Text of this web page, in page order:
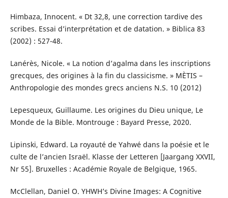
Himbaza, Innocent. « Dt 32,8, une correction tardive des
scribes. Essai d’interprétation et de datation. » Biblica 83
(2002) : 527-48.
Lanérès, Nicole. « La notion d’agalma dans les inscriptions
grecques, des origines à la fin du classicisme. » MÈTIS –
Anthropologie des mondes grecs anciens N.S. 10 (2012)
Lepesqueux, Guillaume. Les origines du Dieu unique, Le
Monde de la Bible. Montrouge : Bayard Presse, 2020.
Lipinski, Edward. La royauté de Yahwé dans la poésie et le
culte de l’ancien Israël. Klasse der Letteren [Jaargang XXVII,
Nr 55]. Bruxelles : Académie Royale de Belgique, 1965.
McClellan, Daniel O. YHWH’s Divine Images: A Cognitive